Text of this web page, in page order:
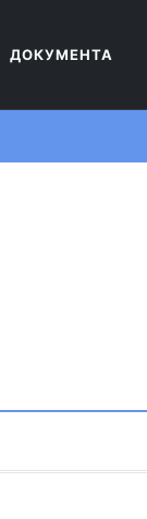
ДОКУМЕНТА